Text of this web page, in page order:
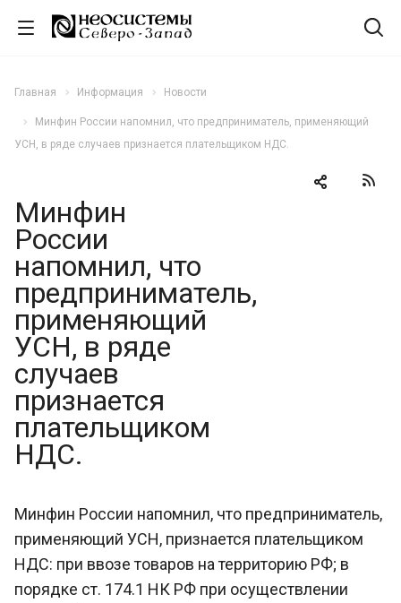
Главная Информация Новости
Минфин России напомнил, что предприниматель, применяющий
УСН, в ряде случаев признается плательщиком НДС.
Минфин
России
напомнил, что
предприниматель,
применяющий
УСН, в ряде
случаев
признается
плательщиком
НДС.
Минфин России напомнил, что предприниматель,
применяющий УСН, признается плательщиком
НДС: при ввозе товаров на территорию РФ; в
порядке ст. 174.1 НК РФ при осуществлении